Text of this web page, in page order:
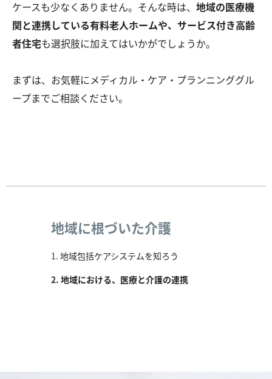
ケースも少なくありません。そんな時は、 地域の医療機
関と連携している有料老人ホームや、サービス付き高齢
者住宅も選択肢に加えてはいかがでしょうか。
まずは、お気軽にメディカル・ケア・プランニンググル
ープまでご相談ください。
地域に根づいた介護
地域包括ケアシステムを知ろう
地域における、医療と介護の連携